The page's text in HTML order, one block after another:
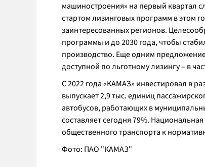
машиностроения» на первый квартал
стартом лизинговых программ в этом
заинтересованных регионов.
программы и до 2030 года, чтобы
производство. Еще одним
доступной по льготному лизингу – в
С 2022 года «КАМАЗ» инвестировал в
выпускает 2,9 тыс. единиц
автобусов, работающих в
составляет сегодня 79%.
общественного транспорта к
Фото: ПАО "КАМАЗ"